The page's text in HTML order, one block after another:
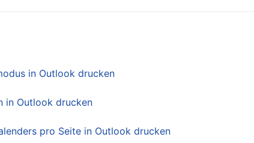
in Outlook drucken
in Outlook drucken
pro Seite in Outlook drucken